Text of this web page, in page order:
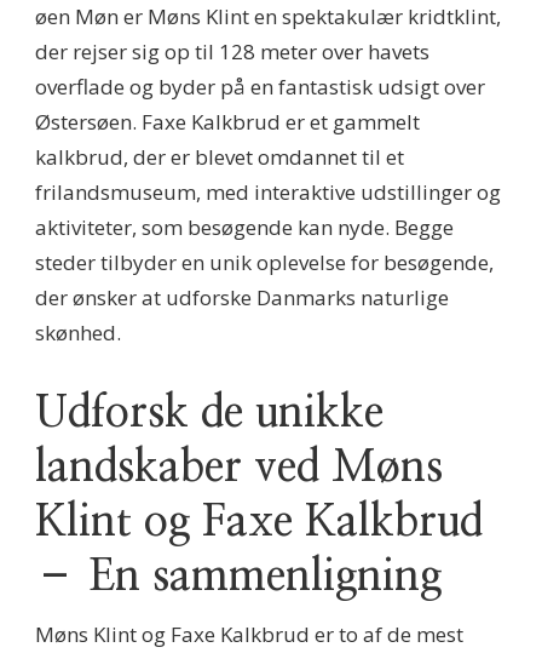
øen Møn er Møns Klint en spektakulær kridtklint,
der rejser sig op til 128 meter over havets
overflade og byder på en fantastisk udsigt over
Østersøen. Faxe Kalkbrud er et gammelt
kalkbrud, der er blevet omdannet til et
frilandsmuseum, med interaktive udstillinger og
aktiviteter, som besøgende kan nyde. Begge
steder tilbyder en unik oplevelse for besøgende,
der ønsker at udforske Danmarks naturlige
skønhed.
Udforsk de unikke
landskaber ved Møns
Klint og Faxe Kalkbrud
– En sammenligning
Møns Klint og Faxe Kalkbrud er to af de mest